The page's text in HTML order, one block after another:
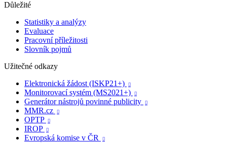
Důležité
Statistiky a analýzy
Evaluace
Pracovní příležitosti
Slovník pojmů
Užitečné odkazy
Elektronická žádost (ISKP21+)

Monitorovací systém (MS2021+) 
Generátor nástrojů povinné publicity 
MMR.cz 
OPTP 
IROP 
Evropská komise v ČR 